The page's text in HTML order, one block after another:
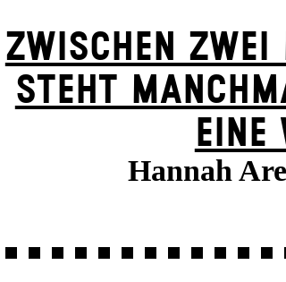
ZWISCHEN
STEHT
EINE
Hannah